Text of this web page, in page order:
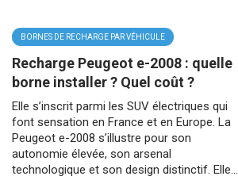
BORNES DE RECHARGE PAR VÉHICULE
Recharge Peugeot e-2008 : quelle
borne installer ? Quel coût ?
Elle s’inscrit parmi les SUV électriques qui
font sensation en France et en Europe. La
Peugeot e-2008 s’illustre pour son
autonomie élevée, son arsenal
technologique et son design distinctif. Elle...